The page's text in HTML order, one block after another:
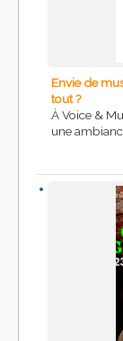
Envie de
tout ?
À Voice &
une